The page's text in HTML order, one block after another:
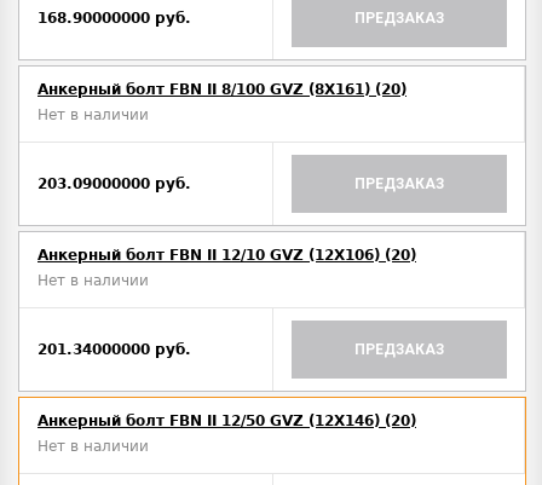
168.90000000 руб. ПРЕДЗАКАЗ
Анкерный болт FBN II 8/100 GVZ (8X161) (20)
Нет в наличии
203.09000000 руб. ПРЕДЗАКАЗ
Анкерный болт FBN II 12/10 GVZ (12X106) (20)
Нет в наличии
201.34000000 руб. ПРЕДЗАКАЗ
Анкерный болт FBN II 12/50 GVZ (12X146) (20)
Нет в наличии